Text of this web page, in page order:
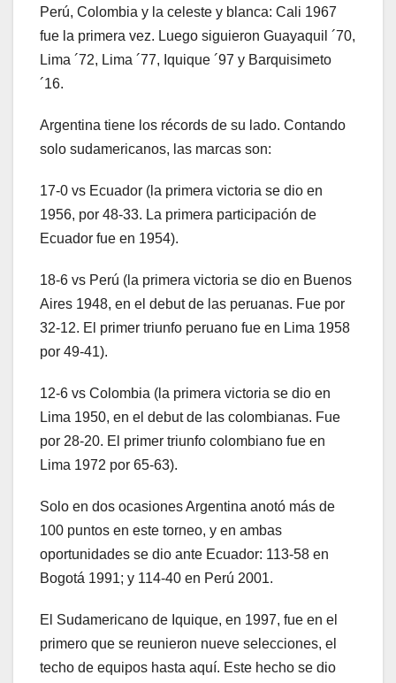
Perú, Colombia y la celeste y blanca: Cali 1967
fue la primera vez. Luego siguieron Guayaquil ´70,
Lima ´72, Lima ´77, Iquique ´97 y Barquisimeto
´16.
Argentina tiene los récords de su lado. Contando
solo sudamericanos, las marcas son:
17-0 vs Ecuador (la primera victoria se dio en
1956, por 48-33. La primera participación de
Ecuador fue en 1954).
18-6 vs Perú (la primera victoria se dio en Buenos
Aires 1948, en el debut de las peruanas. Fue por
32-12. El primer triunfo peruano fue en Lima 1958
por 49-41).
12-6 vs Colombia (la primera victoria se dio en
Lima 1950, en el debut de las colombianas. Fue
por 28-20. El primer triunfo colombiano fue en
Lima 1972 por 65-63).
Solo en dos ocasiones Argentina anotó más de
100 puntos en este torneo, y en ambas
oportunidades se dio ante Ecuador: 113-58 en
Bogotá 1991; y 114-40 en Perú 2001.
El Sudamericano de Iquique, en 1997, fue en el
primero que se reunieron nueve selecciones, el
techo de equipos hasta aquí. Este hecho se dio